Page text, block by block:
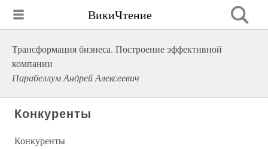
ВикиЧтение
Трансформация бизнеса. Построение эффективной
компании
Парабеллум Андрей Алексеевич
Конкуренты
Конкуренты